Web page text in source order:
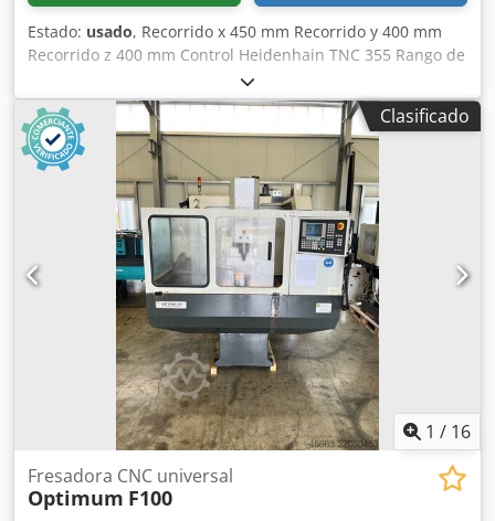
Estado: usado, Recorrido x 450 mm Recorrido y 400 mm
Recorrido z 400 mm Control Heidenhain TNC 355 Rango de
revoluciones 40 - 4000 rpm Niveles de velocidad 21
Portaherramientas ISO 40 Recorrido del manguito 90 mm
Velocidad de avance 2-3000 mm/min Codsxv D U Iepfx
Ahmerf Avance rápido longitudinal y transversal 6000
m/min Avance rápido eje Z 5000 m/min Distancia entre
nariz del husillo y mesa 450 mm Recorrido de la mesa 495
mm Superficie de la mesa vertical 300 x 450 mm Mesa de
sujeción fija 460 x 800 mm Carga máxima 350 kp
Dimensiones aprox. 3150 x 1800 x 2125 mm Peso del
sistema de palets aprox. 2380 kg Peso de la máquina
aprox. 2,4 t Incl. diversos portaherramientas ISO 40
Manual de usuario disponible.
Clasificado
1 / 16
Fresadora CNC universal
Optimum F100